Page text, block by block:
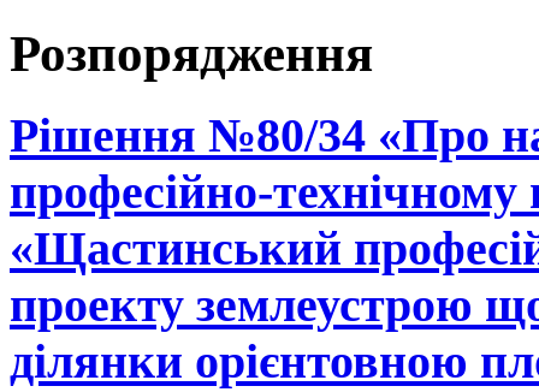
Розпорядження
Рішення №80/34 «Про
професійно-
«Щастинський
проекту землеустрою
ділянки орієнтовною